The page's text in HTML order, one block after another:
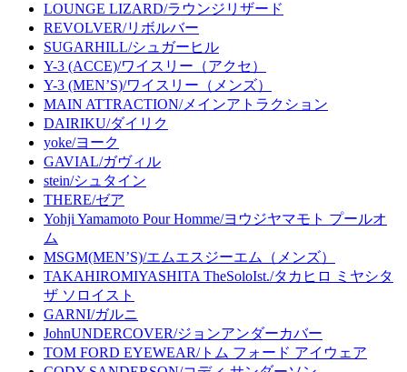
LOUNGE LIZARD/ラウンジリザード
REVOLVER/リボルバー
SUGARHILL/シュガーヒル
Y-3 (ACCE)/ワイスリー（アクセ）
Y-3 (MEN’S)/ワイスリー（メンズ）
MAIN ATTRACTION/メインアトラクション
DAIRIKU/ダイリク
yoke/ヨーク
GAVIAL/ガヴィル
stein/シュタイン
THERE/ゼア
Yohji Yamamoto Pour Homme/ヨウジヤマモト プールオ
ム
MSGM(MEN’S)/エムエスジーエム（メンズ）
TAKAHIROMIYASHITA TheSoloIst./タカヒロ ミヤシタ
ザ ソロイスト
GARNI/ガルニ
JohnUNDERCOVER/ジョンアンダーカバー
TOM FORD EYEWEAR/トム フォード アイウェア